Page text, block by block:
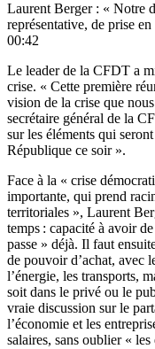
Laurent Berger : « Notre
représentative, de prise
00:42
Le leader de la CFDT a
crise. « Cette première
vision de la crise que
secrétaire général de la
sur les éléments qui
République ce soir ».
Face à la « crise
importante, qui prend
territoriales », Laurent
temps : capacité à avoir
passe » déjà. Il faut
de pouvoir d’achat, avec
l’énergie, les transports,
soit dans le privé ou le
vraie discussion sur le
l’économie et les
salaires, sans oublier «